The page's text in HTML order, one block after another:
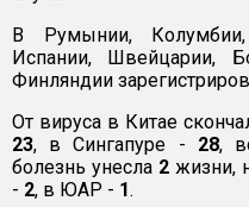
В Румынии,
Испании, Швейцарии,
Финляндии
От вируса в Китае
23, в Сингапуре - 28,
болезнь унесла 2жизни,
- 2, в ЮАР - 1.